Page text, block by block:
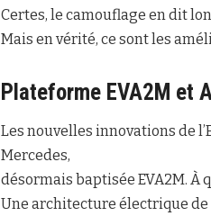
Certes, le camouflage en dit
Mais en vérité, ce sont les
Plateforme EVA2M et
Les nouvelles innovations de
Mercedes,
désormais baptisée EVA2M. À
Une architecture électrique de